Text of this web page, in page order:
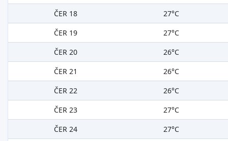
ČER 18
27°C
ČER 19
27°C
ČER 20
26°C
ČER 21
26°C
ČER 22
26°C
ČER 23
27°C
ČER 24
27°C